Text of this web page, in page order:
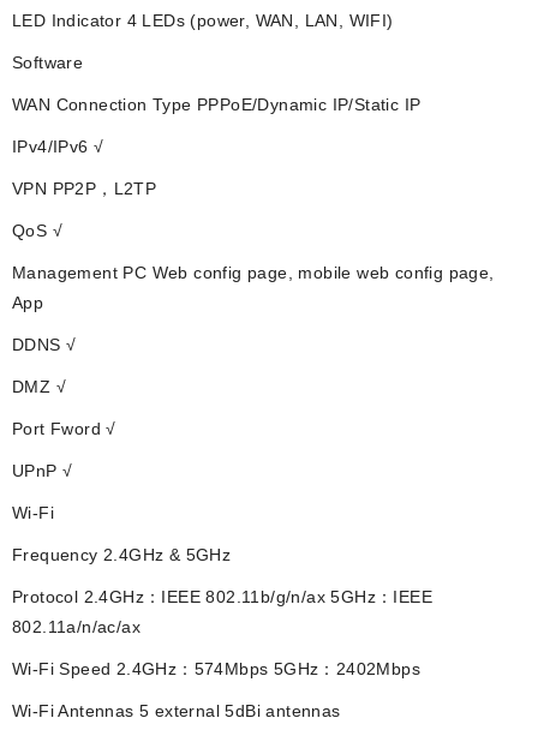
LED Indicator 4 LEDs (power, WAN, LAN, WIFI)
Software
WAN Connection Type PPPoE/Dynamic IP/Static IP
IPv4/IPv6 √
VPN PP2P，L2TP
QoS √
Management PC Web config page, mobile web config page,
App
DDNS √
DMZ √
Port Fword √
UPnP √
Wi-Fi
Frequency 2.4GHz & 5GHz
Protocol 2.4GHz：IEEE 802.11b/g/n/ax 5GHz：IEEE
802.11a/n/ac/ax
Wi-Fi Speed 2.4GHz：574Mbps 5GHz：2402Mbps
Wi-Fi Antennas 5 external 5dBi antennas